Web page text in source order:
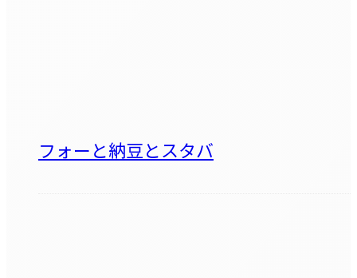
フォーと納豆とスタバ